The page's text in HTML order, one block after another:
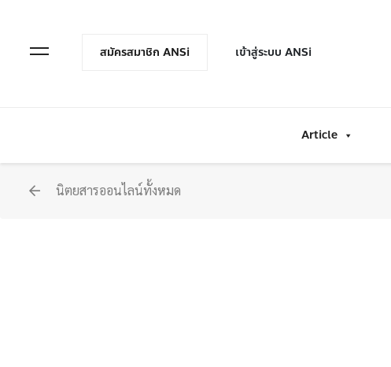
Open Menuสมัครสมาชิก ANSi เข้าสู่ระบบ ANSi
Article
นิตยสารออนไลน์ทั้งหมด